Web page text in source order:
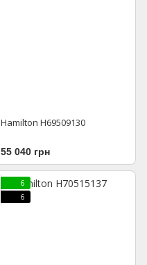
Hamilton H69509130
55 040 грн
6
6